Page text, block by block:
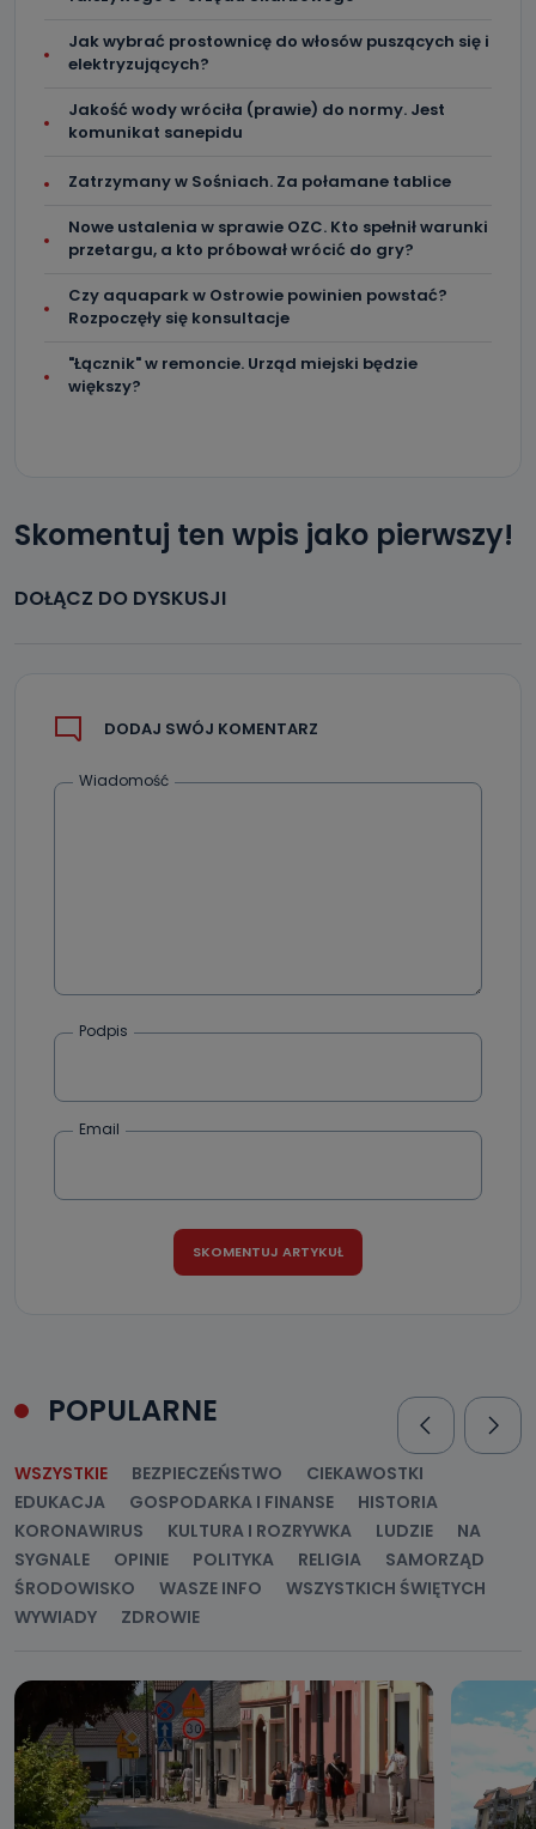
Jak wybrać prostownicę do włosów puszących się i
elektryzujących?
Jakość wody wróciła (prawie) do normy. Jest
komunikat sanepidu
Zatrzymany w Sośniach. Za połamane tablice
Nowe ustalenia w sprawie OZC. Kto spełnił warunki
przetargu, a kto próbował wrócić do gry?
Czy aquapark w Ostrowie powinien powstać?
Rozpoczęły się konsultacje
"Łącznik" w remoncie. Urząd miejski będzie
większy?
Skomentuj ten wpis jako pierwszy!
DOŁĄCZ DO DYSKUSJI
DODAJ SWÓJ KOMENTARZ
Wiadomość
Podpis
Email
POPULARNE
WSZYSTKIE BEZPIECZEŃSTWO
CIEKAWOSTKI
EDUKACJA
GOSPODARKA I FINANSE
HISTORIA
KORONAWIRUS
KULTURA I ROZRYWKA LUDZIE
NA
SYGNALE
OPINIE POLITYKA RELIGIA
SAMORZĄD
ŚRODOWISKO
WASZE INFO
WSZYSTKICH ŚWIĘTYCH
WYWIADY
ZDROWIE